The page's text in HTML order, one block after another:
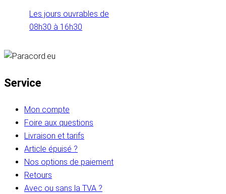
Les jours ouvrables de
08h30 à 16h30
Service
Mon compte
Foire aux questions
Livraison et tarifs
Article épuisé ?
Nos options de paiement
Retours
Avec ou sans la TVA ?